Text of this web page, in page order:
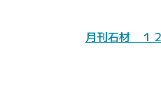
月刊石材 １